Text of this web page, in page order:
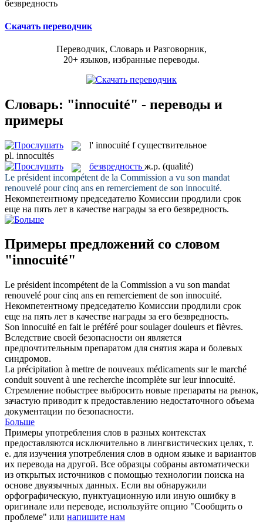
безвредность
Скачать переводчик
Переводчик, Словарь и Разговорник,
20+ языков, избранные переводы.
Словарь: "innocuité" - переводы и
примеры
l' innocuité f существительное
pl. innocuités
безвредность ж.р. (qualité)
Le président incompétent de la Commission a vu son mandat
renouvelé pour cinq ans en remerciement de son innocuité.
Некомпетентному председателю Комиссии продлили срок
еще на пять лет в качестве награды за его безвредность.
Примеры предложений со словом
"innocuité"
Le président incompétent de la Commission a vu son mandat
renouvelé pour cinq ans en remerciement de son innocuité.
Некомпетентному председателю Комиссии продлили срок
еще на пять лет в качестве награды за его безвредность.
Son innocuité en fait le préféré pour soulager douleurs et fièvres.
Вследствие своей безопасности он является
предпочтительным препаратом для снятия жара и болевых
синдромов.
La précipitation à mettre de nouveaux médicaments sur le marché
conduit souvent à une recherche incomplète sur leurinnocuité.
Стремление побыстрее выбросить новые препараты на рынок,
зачастую приводит к предоставлению недостаточного объема
документации по безопасности.
Больше
Примеры употребления слов в разных контекстах
предоставляются исключительно в лингвистических целях, т.
е. для изучения употребления слов в одном языке и вариантов
их перевода на другой. Все образцы собраны автоматически
из открытых источников с помощью технологии поиска на
основе двуязычных данных. Если вы обнаружили
орфографическую, пунктуационную или иную ошибку в
оригинале или переводе, используйте опцию "Сообщить о
проблеме" или напишите нам